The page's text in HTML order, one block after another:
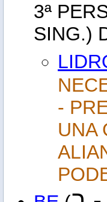
3ª
SING.)
-
UNA